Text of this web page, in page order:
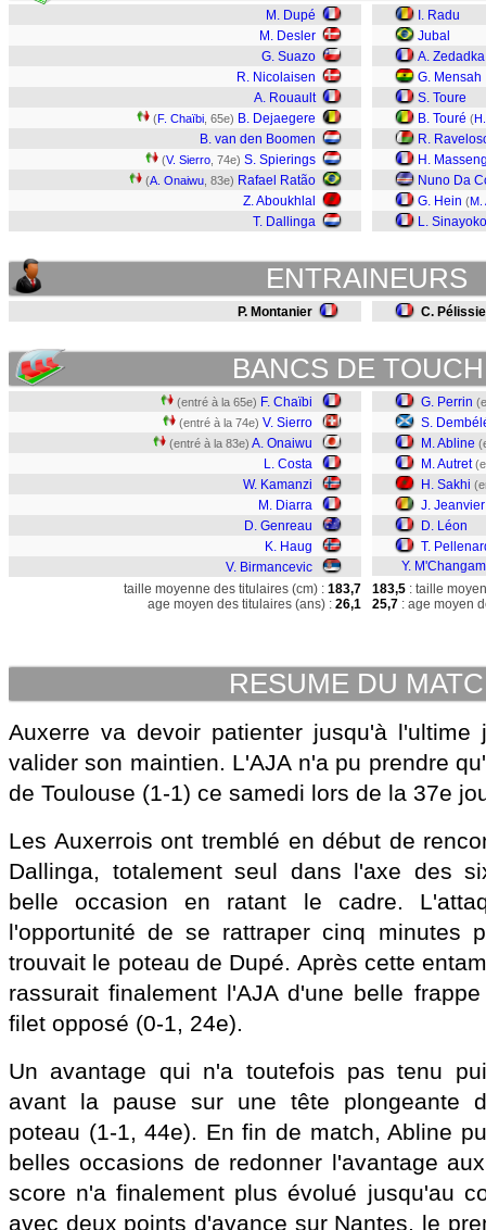
M. Dupé
M. Desler
G. Suazo
R. Nicolaisen
A. Rouault
(F. Chaïbi , 65e) B. Dejaegere
B. van den Boomen
(V. Sierro , 74e) S. Spierings
(A. Onaiwu , 83e) Rafael Ratão
Z. Aboukhlal
T. Dallinga
I. Radu
Jubal
A. Zedadka
G. Mensah
S. Toure
B. Touré (
R.
H.
Nuno Da
G. Hein (M.
L. Sinayoko
ENTRAINEURS
P. Montanier C.
BANCS DE
(entré à la 65e) F. Chaïbi
(entré à la 74e) V. Sierro
(entré à la 83e) A. Onaiwu
L. Costa
W. Kamanzi
M. Diarra
D. Genreau
K. Haug
V. Birmancevic
G. Perrin
S.
M. Abline
M. Autret
H. Sakhi
J. Jeanvier
D. Léon
T.
Y.
taille moyenne des titulaires (cm) : 183,7
age moyen des titulaires (ans) : 26,1
183,5 : taille
25,7 : age moyen
RESUME DU
Auxerre va devoir patienter jusqu'à l'ultime
valider son maintien. L'AJA n'a pu prendre
de Toulouse (1-1) ce samedi lors de la 37e
Les Auxerrois ont tremblé en début de
Dallinga, totalement seul dans l'axe des
belle occasion en ratant le cadre.
l'opportunité de se rattraper cinq minutes
trouvait le poteau de Dupé. Après cette
rassurait finalement l'AJA d'une belle
filet opposé (0-1, 24e).
Un avantage qui n'a toutefois pas tenu
avant la pause sur une tête plongeante
poteau (1-1, 44e). En fin de match, Abline
belles occasions de redonner l'avantage
score n'a finalement plus évolué jusqu'au
avec deux points d'avance sur Nantes, le